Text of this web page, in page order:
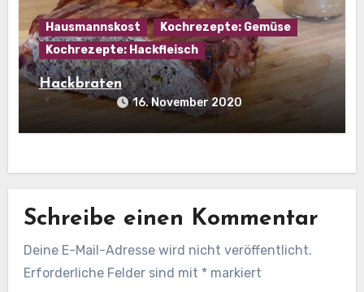
Hausmannskost
Kochrezepte: Gemüse
Kochrezepte: Hackfleisch
Hackbraten
16. November 2020
Schreibe einen Kommentar
Deine E-Mail-Adresse wird nicht veröffentlicht.
Erforderliche Felder sind mit * markiert